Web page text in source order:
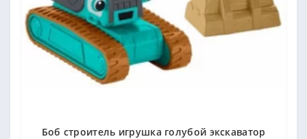
Боб строитель игрушка голубой экскаватор